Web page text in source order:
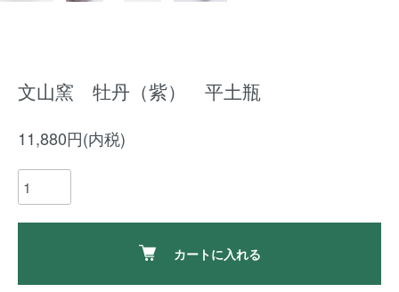
文山窯 牡丹（紫） 平土瓶
11,880円(内税)
カートに入れる